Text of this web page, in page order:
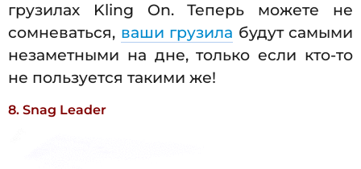
грузилах Kling On. Теперь можете не
сомневаться, ваши грузила будут самыми
незаметными на дне, только если кто-то
не пользуется такими же!
8. Snag Leader